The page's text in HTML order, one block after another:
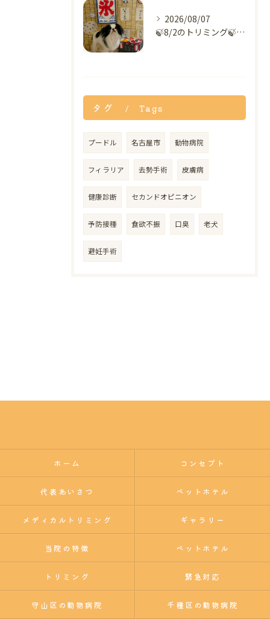
2026/08/07
🍃8/2のトリミング🍃狆🐶｜名東区・千種区・守山区の動物病院...
タグ Tags
プードル 名古屋市 動物病院
フィラリア 去勢手術 皮膚病
健康診断 セカンドオピニオン
予防接種 食欲不振 口臭 老犬
避妊手術
ホーム コンセプト
代表あいさつ ペットホテル
メディカルトリミング ギャラリー
当院の特徴 ペットホテル
トリミング 緊急対応
守山区の動物病院 千種区の動物病院